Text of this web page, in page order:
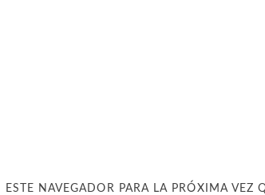
NAVEGADOR PARA LA PRÓXIMA VEZ